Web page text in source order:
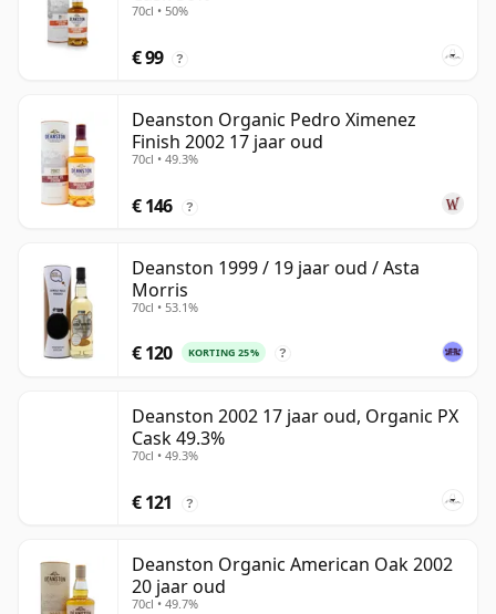
70cl • 50%
€ 99 ?
Deanston Organic Pedro Ximenez
Finish 2002 17 jaar oud
70cl • 49.3%
€ 146 ?
Deanston 1999 / 19 jaar oud / Asta
Morris
70cl • 53.1%
€ 120 KORTING 25% ?
Deanston 2002 17 jaar oud, Organic PX
Cask 49.3%
70cl • 49.3%
€ 121 ?
Deanston Organic American Oak 2002
20 jaar oud
70cl • 49.7%